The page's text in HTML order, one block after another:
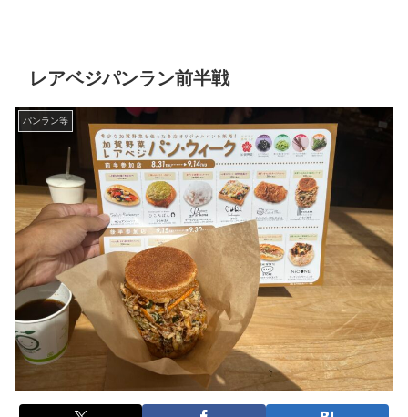
レアベジパンラン前半戦
パンラン等